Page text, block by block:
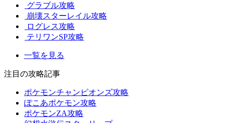
グラブル攻略
崩壊スターレイル攻略
ログレス攻略
テリワンSP攻略
一覧を見る
注目の攻略記事
ポケモンチャンピオンズ攻略
ぽこあポケモン攻略
ポケモンZA攻略